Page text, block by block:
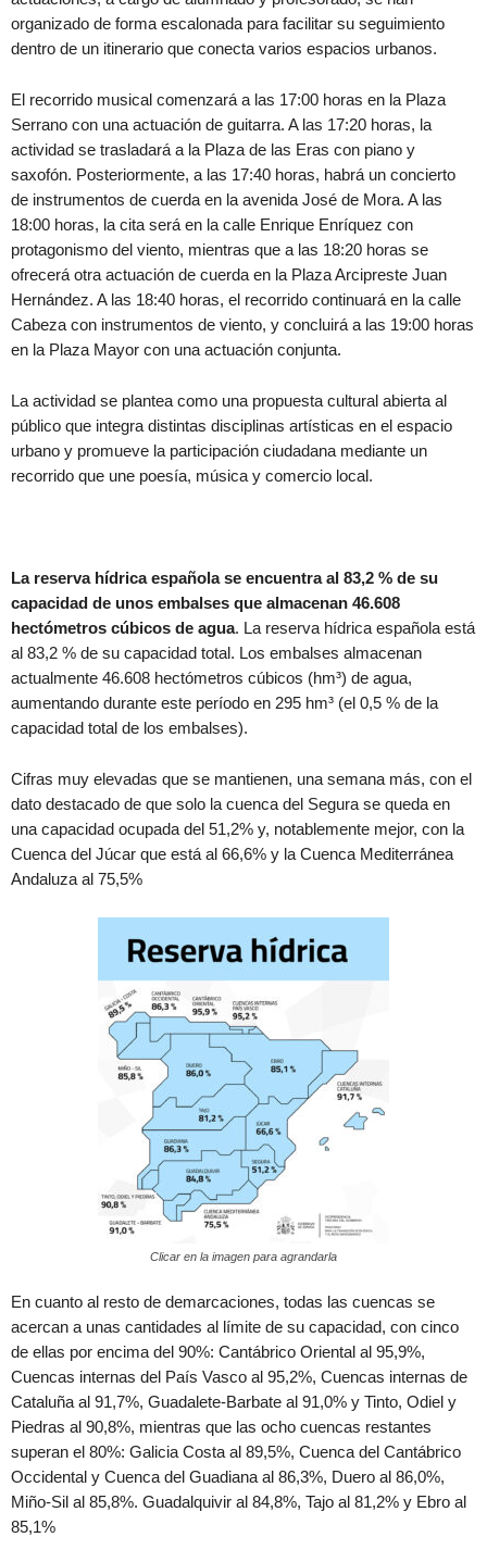
organizado de forma escalonada para facilitar su seguimiento
dentro de un itinerario que conecta varios espacios urbanos.
El recorrido musical comenzará a las 17:00 horas en la Plaza
Serrano con una actuación de guitarra. A las 17:20 horas, la
actividad se trasladará a la Plaza de las Eras con piano y
saxofón. Posteriormente, a las 17:40 horas, habrá un concierto
de instrumentos de cuerda en la avenida José de Mora. A las
18:00 horas, la cita será en la calle Enrique Enríquez con
protagonismo del viento, mientras que a las 18:20 horas se
ofrecerá otra actuación de cuerda en la Plaza Arcipreste Juan
Hernández. A las 18:40 horas, el recorrido continuará en la calle
Cabeza con instrumentos de viento, y concluirá a las 19:00 horas
en la Plaza Mayor con una actuación conjunta.
La actividad se plantea como una propuesta cultural abierta al
público que integra distintas disciplinas artísticas en el espacio
urbano y promueve la participación ciudadana mediante un
recorrido que une poesía, música y comercio local.
La reserva hídrica española se encuentra al 83,2 % de su
capacidad de unos embalses que almacenan 46.608
hectómetros cúbicos de agua. La reserva hídrica española está
al 83,2 % de su capacidad total. Los embalses almacenan
actualmente 46.608 hectómetros cúbicos (hm³) de agua,
aumentando durante este período en 295 hm³ (el 0,5 % de la
capacidad total de los embalses).
Cifras muy elevadas que se mantienen, una semana más, con el
dato destacado de que solo la cuenca del Segura se queda en
una capacidad ocupada del 51,2% y, notablemente mejor, con la
Cuenca del Júcar que está al 66,6% y la Cuenca Mediterránea
Andaluza al 75,5%
Clicar en la imagen para agrandarla
En cuanto al resto de demarcaciones, todas las cuencas se
acercan a unas cantidades al límite de su capacidad, con cinco
de ellas por encima del 90%: Cantábrico Oriental al 95,9%,
Cuencas internas del País Vasco al 95,2%, Cuencas internas de
Cataluña al 91,7%, Guadalete-Barbate al 91,0% y Tinto, Odiel y
Piedras al 90,8%, mientras que las ocho cuencas restantes
superan el 80%: Galicia Costa al 89,5%, Cuenca del Cantábrico
Occidental y Cuenca del Guadiana al 86,3%, Duero al 86,0%,
Miño-Sil al 85,8%. Guadalquivir al 84,8%, Tajo al 81,2% y Ebro al
85,1%